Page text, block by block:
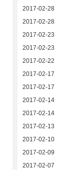
2017-02-28
2017-02-28
2017-02-23
2017-02-23
2017-02-22
2017-02-17
2017-02-17
2017-02-14
2017-02-14
2017-02-13
2017-02-10
2017-02-09
2017-02-07